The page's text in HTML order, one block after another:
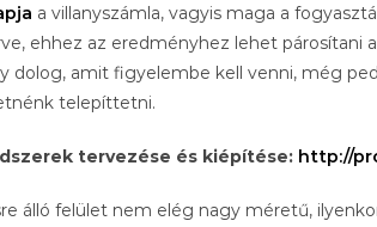
a villanyszámla, vagyis maga a
ehhez az eredményhez lehet párosítani
dolog, amit figyelembe kell venni, még
telepíttetni.
tervezése és kiépítése: http://
álló felület nem elég nagy méretű,